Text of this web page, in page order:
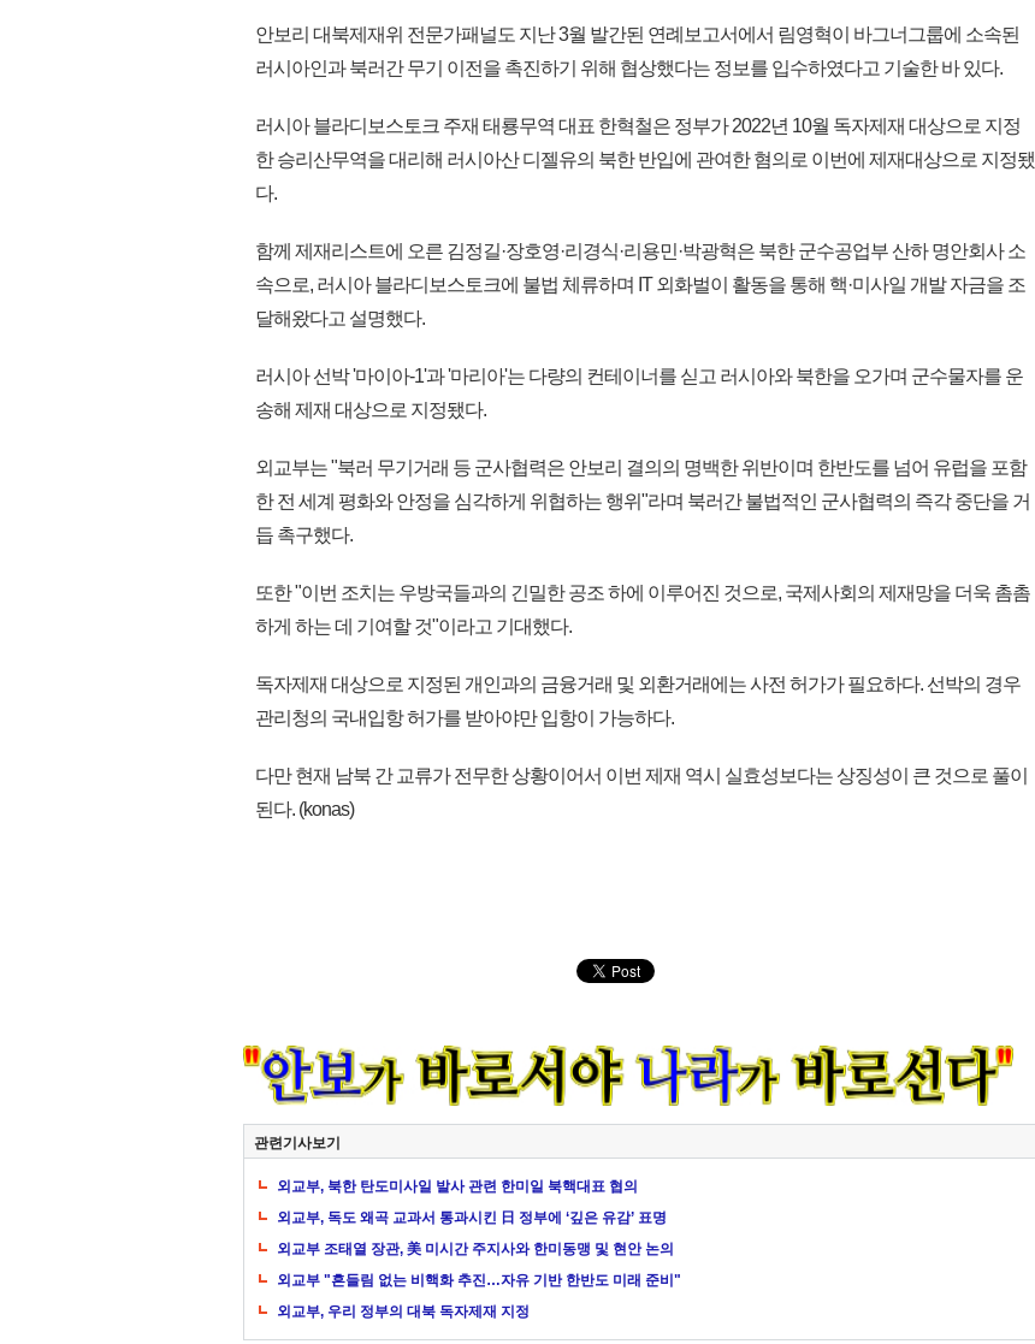
안보리 대북제재위 전문가패널도 지난 3월 발간된 연례보고서에서 림영혁이 바그너그룹에 소속된
러시아인과 북러간 무기 이전을 촉진하기 위해 협상했다는 정보를 입수하였다고 기술한 바 있다.
러시아 블라디보스토크 주재 태룡무역 대표 한혁철은 정부가 2022년 10월 독자제재 대상으로 지정
한 승리산무역을 대리해 러시아산 디젤유의 북한 반입에 관여한 혐의로 이번에 제재대상으로 지정됐
다.
함께 제재리스트에 오른 김정길·장호영·리경식·리용민·박광혁은 북한 군수공업부 산하 명안회사 소
속으로, 러시아 블라디보스토크에 불법 체류하며 IT 외화벌이 활동을 통해 핵·미사일 개발 자금을 조
달해왔다고 설명했다.
러시아 선박 '마이아-1'과 '마리아'는 다량의 컨테이너를 싣고 러시아와 북한을 오가며 군수물자를 운
송해 제재 대상으로 지정됐다.
외교부는 "북러 무기거래 등 군사협력은 안보리 결의의 명백한 위반이며 한반도를 넘어 유럽을 포함
한 전 세계 평화와 안정을 심각하게 위협하는 행위"라며 북러간 불법적인 군사협력의 즉각 중단을 거
듭 촉구했다.
또한 "이번 조치는 우방국들과의 긴밀한 공조 하에 이루어진 것으로, 국제사회의 제재망을 더욱 촘촘
하게 하는 데 기여할 것"이라고 기대했다.
독자제재 대상으로 지정된 개인과의 금융거래 및 외환거래에는 사전 허가가 필요하다. 선박의 경우
관리청의 국내입항 허가를 받아야만 입항이 가능하다.
다만 현재 남북 간 교류가 전무한 상황이어서 이번 제재 역시 실효성보다는 상징성이 큰 것으로 풀이
된다. (konas)
관련기사보기
외교부, 북한 탄도미사일 발사 관련 한미일 북핵대표 협의
외교부, 독도 왜곡 교과서 통과시킨 日 정부에 ‘깊은 유감’ 표명
외교부 조태열 장관, 美 미시간 주지사와 한미동맹 및 현안 논의
외교부 "흔들림 없는 비핵화 추진…자유 기반 한반도 미래 준비"
외교부, 우리 정부의 대북 독자제재 지정